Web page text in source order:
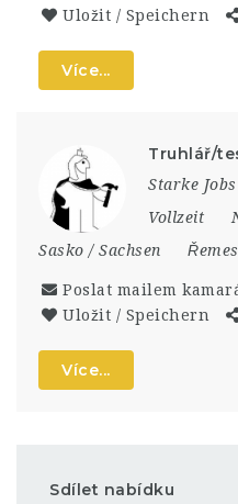
Uložit / Speichern
Více...
Truhlář/
Starke
Vollzeit
Sasko / Sachsen
Poslat mailem
Uložit / Speichern
Více...
Sdílet nabídku